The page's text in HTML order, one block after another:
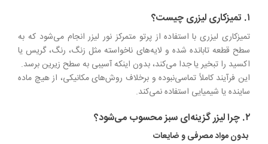
۱. تمیزکاری لیزری چیست؟
تمیزکاری لیزری با استفاده از پرتو متمرکز نور لیزر انجام می‌شود که به
سطح قطعه تابانده شده و لایه‌های ناخواسته مثل زنگ، رنگ، گریس یا
اکسید را تبخیر یا جدا می‌کند، بدون اینکه آسیبی به سطح زیرین برسد.
این فرآیند کاملاً تماسی‌نبوده و برخلاف روش‌های مکانیکی، از هیچ ماده
ساینده یا شیمیایی استفاده نمی‌کند.
۲. چرا لیزر گزینه‌ای سبز محسوب می‌شود؟
بدون مواد مصرفی و ضایعات